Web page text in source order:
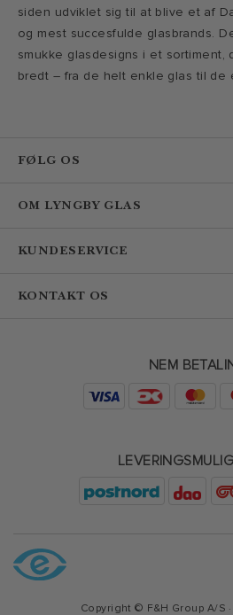
siden udviklet sig til at blive et af
og mest succesfulde glasbrands.
smukke glasdesigns i et
bredt – fra de helt enkle glas til de
FØLG OS
OM LYNGBY GLAS
KUNDESERVICE
KONTAKT OS
NEM
Copyright © F&H Group A/S